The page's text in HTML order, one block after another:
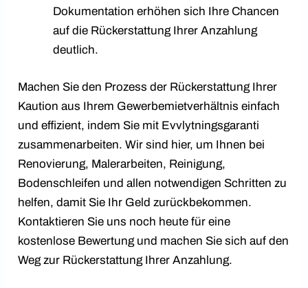
Dokumentation erhöhen sich Ihre Chancen
auf die Rückerstattung Ihrer Anzahlung
deutlich.
Machen Sie den Prozess der Rückerstattung Ihrer
Kaution aus Ihrem Gewerbemietverhältnis einfach
und effizient, indem Sie mit Evvlytningsgaranti
zusammenarbeiten. Wir sind hier, um Ihnen bei
Renovierung, Malerarbeiten, Reinigung,
Bodenschleifen und allen notwendigen Schritten zu
helfen, damit Sie Ihr Geld zurückbekommen.
Kontaktieren Sie uns noch heute für eine
kostenlose Bewertung und machen Sie sich auf den
Weg zur Rückerstattung Ihrer Anzahlung.